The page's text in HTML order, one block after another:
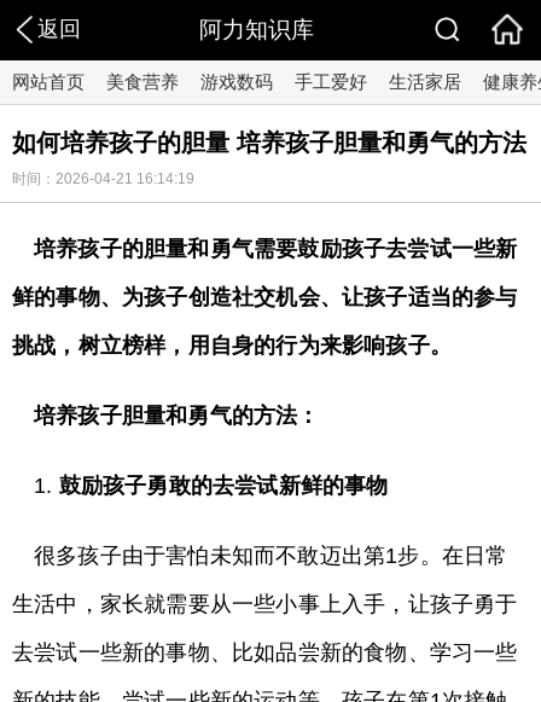
返回 阿力知识库
网站首页 美食营养 游戏数码 手工爱好 生活家居 健康养
如何培养孩子的胆量 培养孩子胆量和勇气的方法
时间：2026-04-21 16:14:19
培养孩子的胆量和勇气需要鼓励孩子去尝试一些新
鲜的事物、为孩子创造社交机会、让孩子适当的参与
挑战，树立榜样，用自身的行为来影响孩子。
培养孩子胆量和勇气的方法：
1. 鼓励孩子勇敢的去尝试新鲜的事物
很多孩子由于害怕未知而不敢迈出第1步。在日常
生活中，家长就需要从一些小事上入手，让孩子勇于
去尝试一些新的事物、比如品尝新的食物、学习一些